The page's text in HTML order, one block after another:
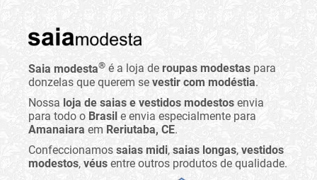
Saia modesta® é a loja de roupas modestas para
donzelas que querem se vestir com modéstia.
Nossa loja de saias e vestidos modestos envia
para todo o Brasil e envia especialmente para
Amanaiara em Reriutaba, CE.
Confeccionamos saias midi, saias longas, vestidos
modestos, véus entre outros produtos de qualidade.